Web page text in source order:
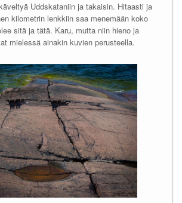
Uddskataniin ja takaisin. Hitaasti ja
kilometrin lenkkiin saa menemään koko
sitä ja tätä. Karu, mutta niin hieno ja
mielessä ainakin kuvien perusteella.